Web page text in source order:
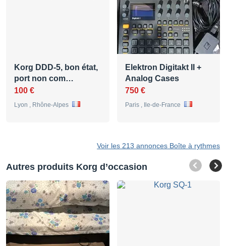
Korg DDD-5, bon état,
port non com…
100 €
Lyon , Rhône-Alpes
Elektron Digitakt II +
Analog Cases
750 €
Paris , Ile-de-France
Voir les 213 annonces Boîte à rythmes
Autres produits Korg d’occasion